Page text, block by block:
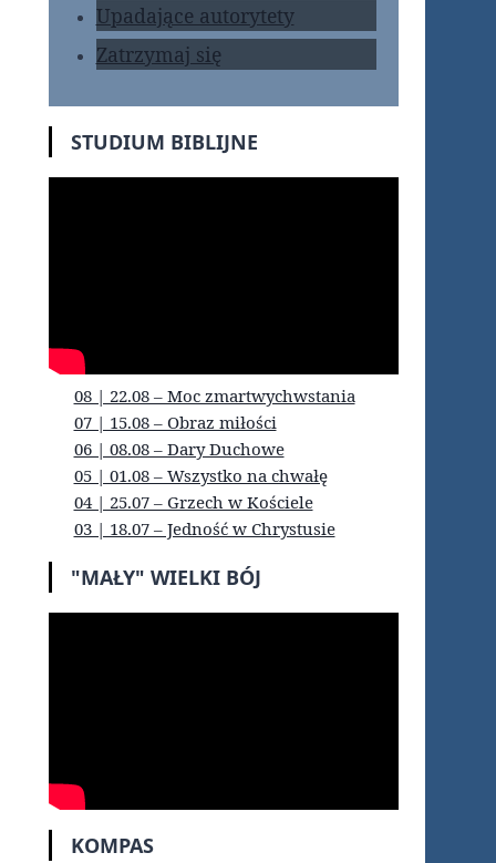
Upadające autorytety
Zatrzymaj się
STUDIUM BIBLIJNE
08 | 22.08 – Moc zmartwychwstania
07 | 15.08 – Obraz miłości
06 | 08.08 – Dary Duchowe
05 | 01.08 – Wszystko na chwałę
04 | 25.07 – Grzech w Kościele
03 | 18.07 – Jedność w Chrystusie
"MAŁY" WIELKI BÓJ
KOMPAS